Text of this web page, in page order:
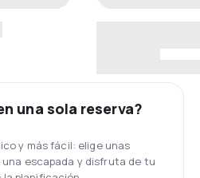
una sola reserva?
y más fácil: elige unas
escapada y disfruta de tu